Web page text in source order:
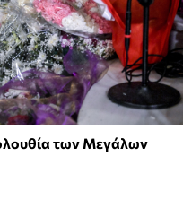
των Μεγάλων